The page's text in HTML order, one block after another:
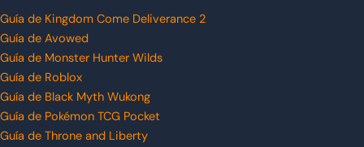
Guía de Kingdom Come Deliverance 2
Guía de Avowed
Guía de Monster Hunter Wilds
Guía de Roblox
Guía de Black Myth Wukong
Guía de Pokémon TCG Pocket
Guía de Throne and Liberty